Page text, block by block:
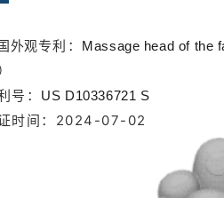
外观专利： Massage head of the
号： US D10336721 S
时间：2024-07-02